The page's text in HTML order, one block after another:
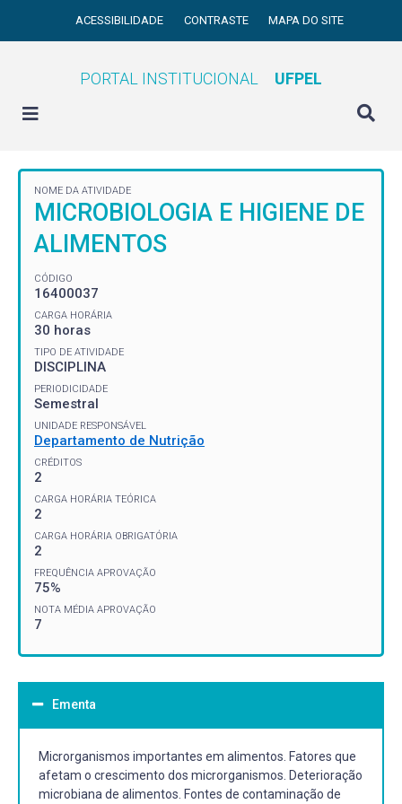
ACESSIBILIDADE CONTRASTE MAPA DO SITE
PORTAL INSTITUCIONAL UFPEL
NOME DA ATIVIDADE
MICROBIOLOGIA E HIGIENE DE
ALIMENTOS
CÓDIGO
16400037
CARGA HORÁRIA
30 horas
TIPO DE ATIVIDADE
DISCIPLINA
PERIODICIDADE
Semestral
UNIDADE RESPONSÁVEL
Departamento de Nutrição
CRÉDITOS
2
CARGA HORÁRIA TEÓRICA
2
CARGA HORÁRIA OBRIGATÓRIA
2
FREQUÊNCIA APROVAÇÃO
75%
NOTA MÉDIA APROVAÇÃO
7
Ementa
Microrganismos importantes em alimentos. Fatores que
afetam o crescimento dos microrganismos. Deterioração
microbiana de alimentos. Fontes de contaminação de